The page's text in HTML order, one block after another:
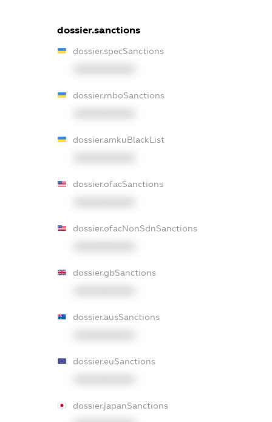
dossier.sanctions
dossier.specSanctions
dossier.rnboSanctions
dossier.amkuBlackList
dossier.ofacSanctions
dossier.ofacNonSdnSanctions
dossier.gbSanctions
dossier.ausSanctions
dossier.euSanctions
dossier.japanSanctions